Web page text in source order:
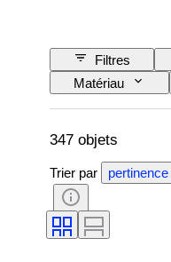
Filtres
Matériau
Couleur
347 objets
Trier par pertinence